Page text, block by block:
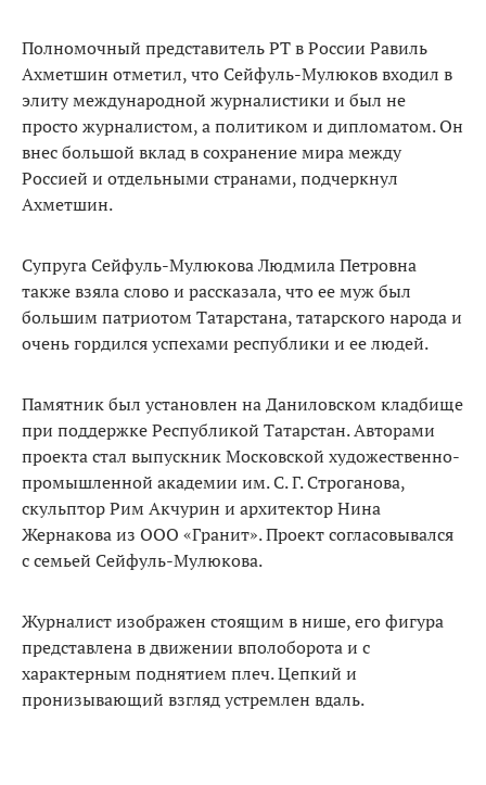
Полномочный представитель РТ в России Равиль
Ахметшин отметил, что Сейфуль-Мулюков входил в
элиту международной журналистики и был не
просто журналистом, а политиком и дипломатом. Он
внес большой вклад в сохранение мира между
Россией и отдельными странами, подчеркнул
Ахметшин.
Супруга Сейфуль-Мулюкова Людмила Петровна
также взяла слово и рассказала, что ее муж был
большим патриотом Татарстана, татарского народа и
очень гордился успехами республики и ее людей.
Памятник был установлен на Даниловском кладбище
при поддержке Республикой Татарстан. Авторами
проекта стал выпускник Московской художественно-
промышленной академии им. С. Г. Строганова,
скульптор Рим Акчурин и архитектор Нина
Жернакова из ООО «Гранит». Проект согласовывался
с семьей Сейфуль-Мулюкова.
Журналист изображен стоящим в нише, его фигура
представлена в движении вполоборота и с
характерным поднятием плеч. Цепкий и
пронизывающий взгляд устремлен вдаль.